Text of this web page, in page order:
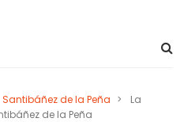
Santibáñez de la Peña >
La
de la Peña